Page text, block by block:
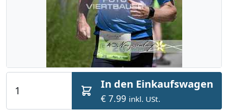
In den Einkaufswagen
€ 7.99 inkl. USt.